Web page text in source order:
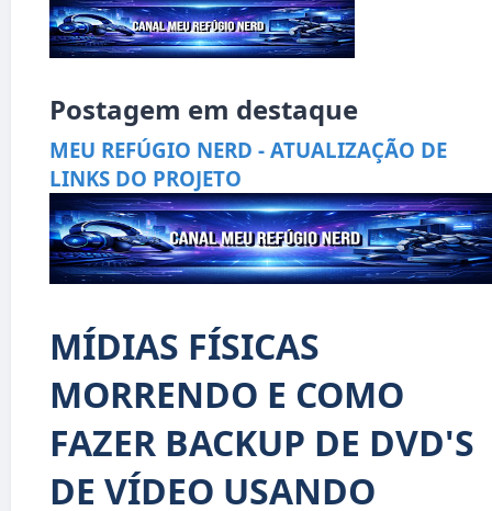
Postagem em destaque
MEU REFÚGIO NERD - ATUALIZAÇÃO DE
LINKS DO PROJETO
MÍDIAS FÍSICAS
MORRENDO E COMO
FAZER BACKUP DE DVD'S
DE VÍDEO USANDO